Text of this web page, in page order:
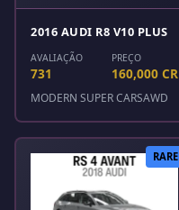
2016 AUDI R8 V10 PLUS
AVALIAÇÃO
731
PREÇO
160,000 CR
MODERN SUPER CARSAWD
RARE